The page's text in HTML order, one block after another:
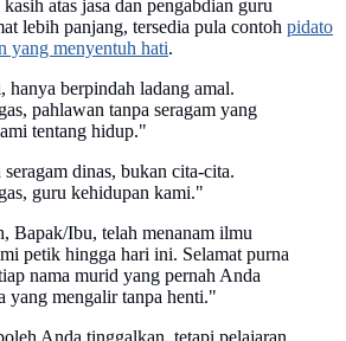
atas jasa dan pengabdian guru
lebih panjang, tersedia pula contoh pidato
yang menyentuh hati.
berpindah ladang amal.
pahlawan tanpa seragam yang
tentang hidup."
dinas, bukan cita-cita.
guru kehidupan kami."
Bapak/Ibu, telah menanam ilmu
petik hingga hari ini. Selamat purna
nama murid yang pernah Anda
yang mengalir tanpa henti."
Anda tinggalkan, tetapi pelajaran